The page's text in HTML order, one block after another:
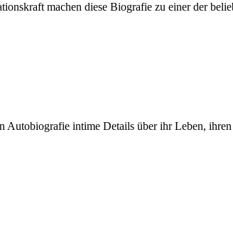
machen diese Biografie zu einer der
intime Details über ihr Leben,